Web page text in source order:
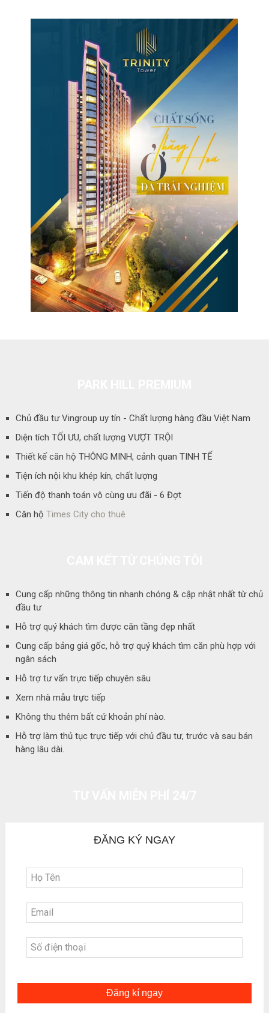
Chủ đầu tư Vingroup uy tín - Chất lượng hàng đầu Việt Nam
Diện tích TỐI ƯU, chất lượng VƯỢT TRỘI
Thiết kế căn hộ THÔNG MINH, cảnh quan TINH TẾ
Tiện ích nội khu khép kín, chất lượng
Tiến độ thanh toán vô cùng ưu đãi - 6 Đợt
Căn hộ Times City cho thuê
Cung cấp những thông tin nhanh chóng & cập nhật nhất từ chủ
đầu tư
Hỗ trợ quý khách tìm được căn tầng đẹp nhất
Cung cấp bảng giá gốc, hỗ trợ quý khách tìm căn phù hợp với
ngân sách
Hỗ trợ tư vấn trực tiếp chuyên sâu
Xem nhà mẫu trực tiếp
Không thu thêm bất cứ khoản phí nào.
Hỗ trợ làm thủ tục trực tiếp với chủ đầu tư, trước và sau bán
hàng lâu dài.
ĐĂNG KÝ NGAY
Đăng kí ngay